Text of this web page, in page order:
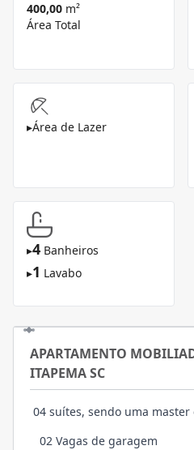
400,00 m²
Área Total
▸Área de Lazer
▸4 Banheiros
▸1 Lavabo
APARTAMENTO
ITAPEMA SC
04 suítes, sendo uma
02 Vagas de garagem